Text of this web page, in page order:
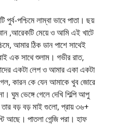
পশ্চিমে লাম্বা ভাবে পাতা। ছয়
,আরেকটি মেয়ে ও আমি এই খাটে
আমার ঠিক ডান পাশে সাথেই
এক সাথে শুলাম। গভীর রাত,
একটা লেপ ও আমার একা একটা
কারন কে যেন আমাকে খুব জোরে
ঘুম ভেঙ্গে গেলে দেখি শিল্পি আপু
বড় বড় মাই গুলো, প্রায় ৩৬+
আছে। পাতলা গেন্জি পরা। হাফ